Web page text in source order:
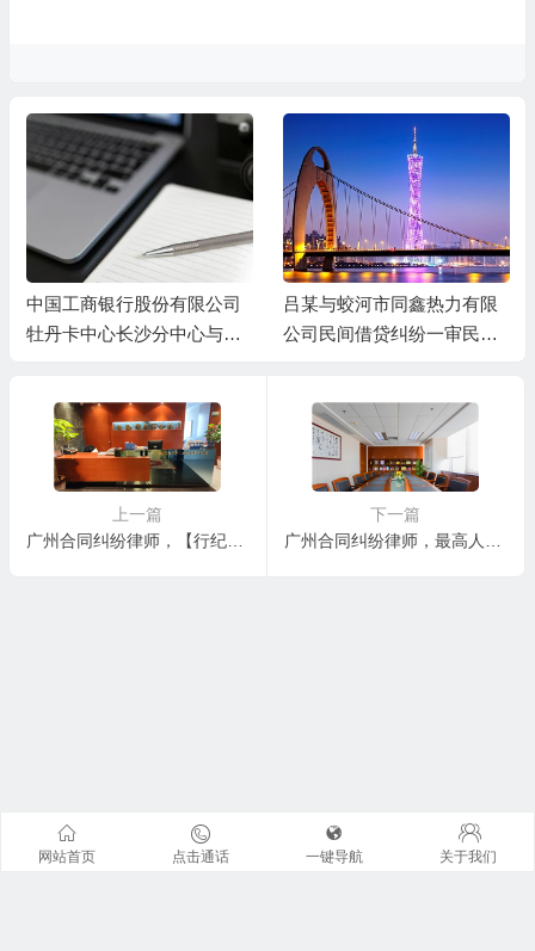
中国工商银行股份有限公司
牡丹卡中心长沙分中心与谷
吕某与蛟河市同鑫热力有限
公司民间借贷纠纷一审民事
上一篇
广州合同纠纷律师，【行纪居间合同纠纷】行纪合同和居间合同的比较
下一篇
广州合同纠纷律师，最高人民法院关于广东省博罗县港博公司与铁道部工程指挥部直属机关物资采购供应站购销进口太阳能计算器合同纠纷案应由哪个法院管辖问题的复函
网站首页 点击通话 一键导航 关于我们